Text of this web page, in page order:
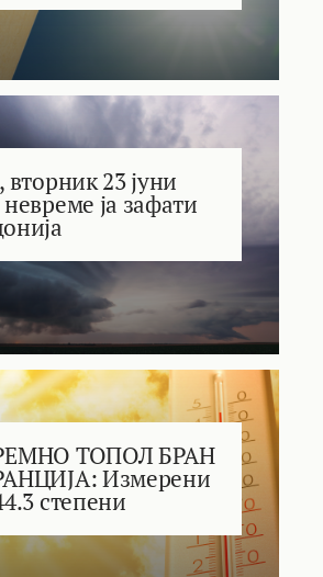
вторник 23 јуни
ја зафати
ТОПОЛ БРАН
Измерени
степени